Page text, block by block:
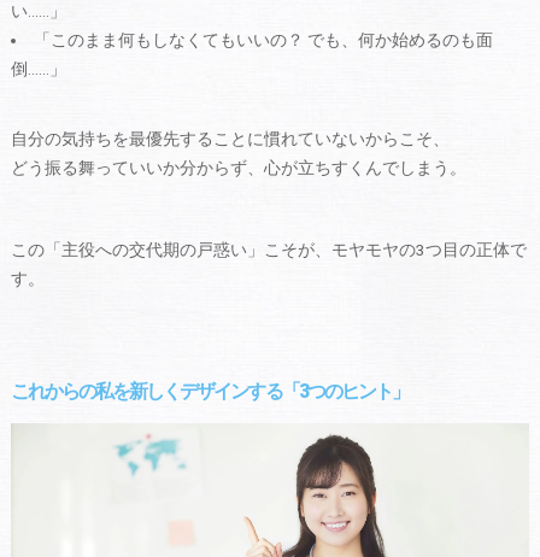
い……」
「このまま何もしなくてもいいの？ でも、何か始めるのも面
倒……」
自分の気持ちを最優先することに慣れていないからこそ、
どう振る舞っていいか分からず、心が立ちすくんでしまう。
この「主役への交代期の戸惑い」こそが、モヤモヤの3つ目の正体で
す。
これからの私を新しくデザインする「3つのヒント」